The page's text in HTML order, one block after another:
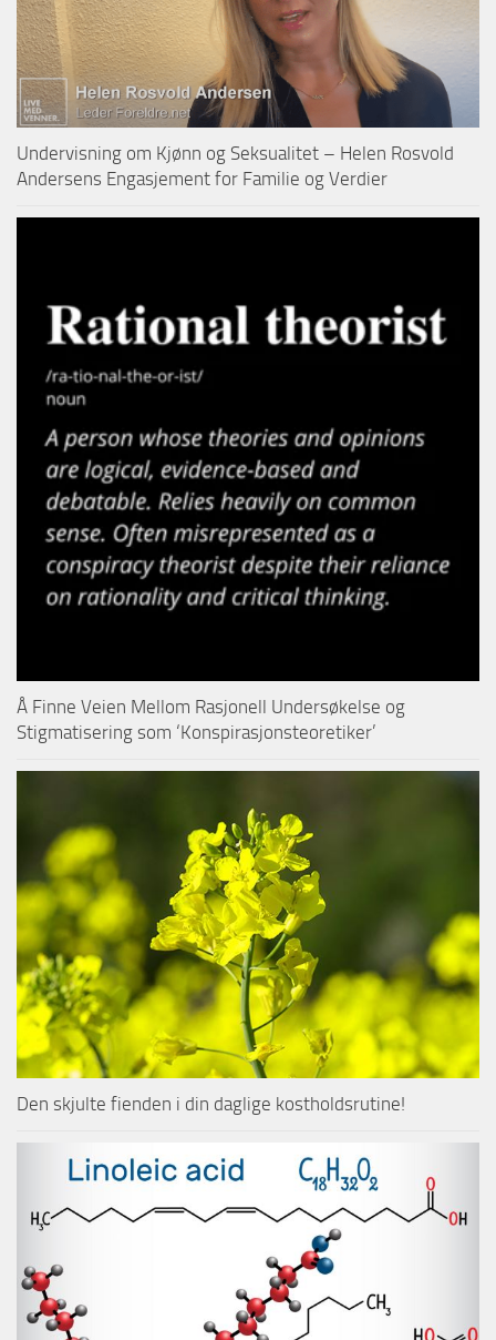
Undervisning om Kjønn og Seksualitet – Helen Rosvold
Andersens Engasjement for Familie og Verdier
Å Finne Veien Mellom Rasjonell Undersøkelse og
Stigmatisering som ‘Konspirasjonsteoretiker’
Den skjulte fienden i din daglige kostholdsrutine!